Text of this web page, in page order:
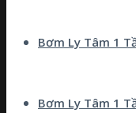
Bơm Ly Tâm 1
Bơm Ly Tâm 1